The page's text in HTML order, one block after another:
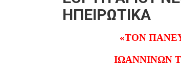
ΗΠΕΙΡΩΤΙΚΑ
«ΤΟΝ
ΙΩΑΝΝΙΝΩΝ